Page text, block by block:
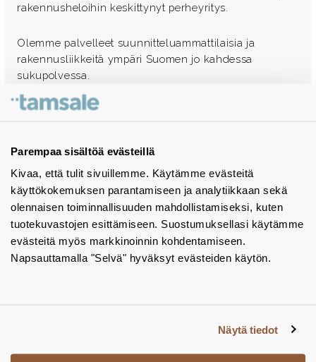
Parempaa sisältöä evästeillä
Kivaa, että tulit sivuillemme. Käytämme evästeitä
käyttökokemuksen parantamiseen ja analytiikkaan sekä
olennaisen toiminnallisuuden mahdollistamiseksi, kuten
tuotekuvastojen esittämiseen. Suostumuksellasi käytämme
evästeitä myös markkinoinnin kohdentamiseen.
Napsauttamalla "Selvä" hyväksyt evästeiden käytön.
Näytä tiedot
rakennusheloihin keskittynyt perheyritys.
Olemme palvelleet suunnitteluammattilaisia ja
rakennusliikkeitä ympäri Suomen jo kahdessa
sukupolvessa.
Ota yhteyttä - autamme mielellämme
Tuotekuvastot
Instagram
BIM-objektit
Yhteystiedot
Tiedotteet